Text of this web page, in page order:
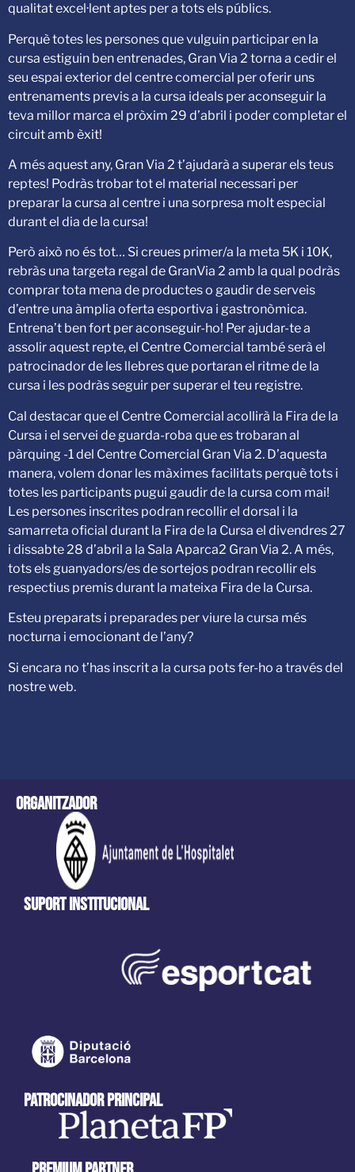
qualitat excel·lent aptes per a tots els públics.
Perquè totes les persones que vulguin participar en la
cursa estiguin ben entrenades, Gran Via 2 torna a cedir el
seu espai exterior del centre comercial per oferir uns
entrenaments previs a la cursa ideals per aconseguir la
teva millor marca el pròxim 29 d’abril i poder completar el
circuit amb èxit!
A més aquest any, Gran Via 2 t’ajudarà a superar els teus
reptes! Podràs trobar tot el material necessari per
preparar la cursa al centre i una sorpresa molt especial
durant el dia de la cursa!
Però això no és tot… Si creues primer/a la meta 5K i 10K,
rebràs una targeta regal de GranVia 2 amb la qual podràs
comprar tota mena de productes o gaudir de serveis
d’entre una àmplia oferta esportiva i gastronòmica.
Entrena’t ben fort per aconseguir-ho! Per ajudar-te a
assolir aquest repte, el Centre Comercial també serà el
patrocinador de les llebres que portaran el ritme de la
cursa i les podràs seguir per superar el teu registre.
Cal destacar que el Centre Comercial acollirà la Fira de la
Cursa i el servei de guarda-roba que es trobaran al
pàrquing -1 del Centre Comercial Gran Via 2. D’aquesta
manera, volem donar les màximes facilitats perquè tots i
totes les participants pugui gaudir de la cursa com mai!
Les persones inscrites podran recollir el dorsal i la
samarreta oficial durant la Fira de la Cursa el divendres 27
i dissabte 28 d’abril a la Sala Aparca2 Gran Via 2. A més,
tots els guanyadors/es de sortejos podran recollir els
respectius premis durant la mateixa Fira de la Cursa.
Esteu preparats i preparades per viure la cursa més
nocturna i emocionant de l’any?
Si encara no t’has inscrit a la cursa pots fer-ho a través del
nostre web.
Organitzador
Suport Institucional
patrocinador principal